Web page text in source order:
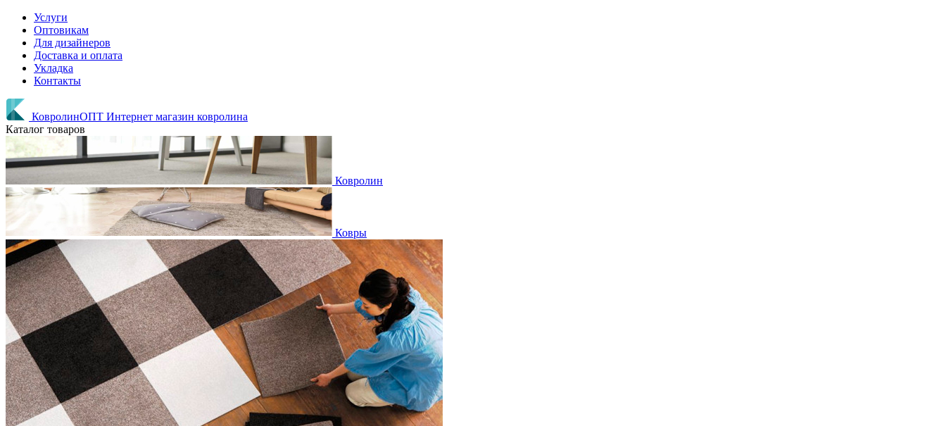
Услуги
Оптовикам
Для дизайнеров
Доставка и оплата
Укладка
Контакты
КовролинОПТ Интернет магазин ковролина
Каталог товаров
Ковролин
Ковры